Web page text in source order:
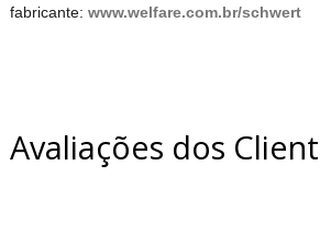
fabricante: www.welfare.com.br/schwert
Avaliações dos